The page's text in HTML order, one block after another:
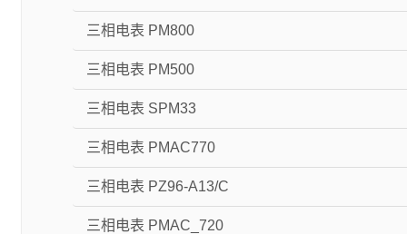
三相电表 PM800
三相电表 PM500
三相电表 SPM33
三相电表 PMAC770
三相电表 PZ96-A13/C
三相电表 PMAC_720